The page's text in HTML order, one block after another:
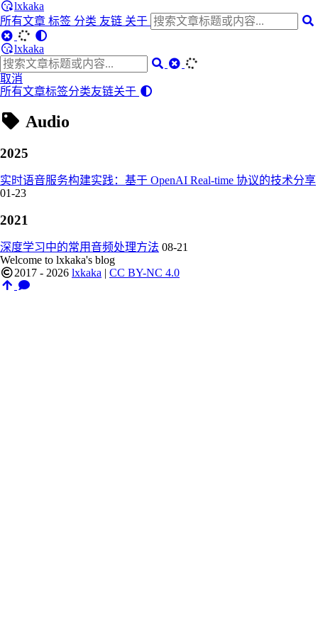
lxkaka
所有文章 标签 分类 友链 关于
lxkaka
取消
所有文章标签分类友链关于
Audio
2025
实时语音服务构建实践：基于 OpenAI Real-time 协议的技术分享
01-23
2021
深度学习中的常用音频处理方法 08-21
Welcome to lxkaka's blog
2017 - 2026 lxkaka | CC BY-NC 4.0